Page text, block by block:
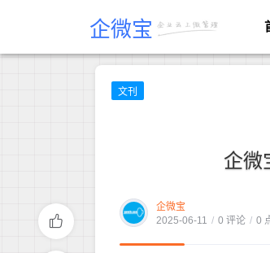
企微宝
文刊
企微
企微宝
2025-06-11 / 0 评论 / 0